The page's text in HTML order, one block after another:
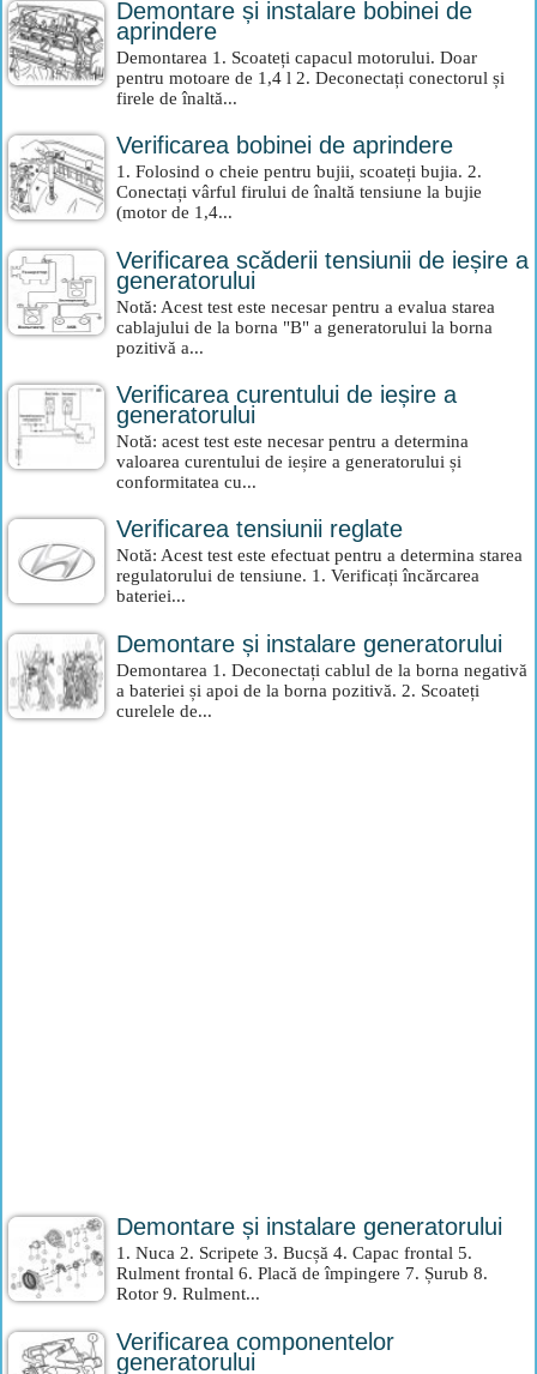
Demontare și instalare bobinei de
aprindere
Demontarea 1. Scoateți capacul motorului. Doar
pentru motoare de 1,4 l 2. Deconectați conectorul și
firele de înaltă...
Verificarea bobinei de aprindere
1. Folosind o cheie pentru bujii, scoateți bujia. 2.
Conectați vârful firului de înaltă tensiune la bujie
(motor de 1,4...
Verificarea scăderii tensiunii de ieșire a
generatorului
Notă: Acest test este necesar pentru a evalua starea
cablajului de la borna "B" a generatorului la borna
pozitivă a...
Verificarea curentului de ieșire a
generatorului
Notă: acest test este necesar pentru a determina
valoarea curentului de ieșire a generatorului și
conformitatea cu...
Verificarea tensiunii reglate
Notă: Acest test este efectuat pentru a determina starea
regulatorului de tensiune. 1. Verificați încărcarea
bateriei...
Demontare și instalare generatorului
Demontarea 1. Deconectați cablul de la borna negativă
a bateriei și apoi de la borna pozitivă. 2. Scoateți
curelele de...
Demontare și instalare generatorului
1. Nuca 2. Scripete 3. Bucșă 4. Capac frontal 5.
Rulment frontal 6. Placă de împingere 7. Șurub 8.
Rotor 9. Rulment...
Verificarea componentelor
generatorului